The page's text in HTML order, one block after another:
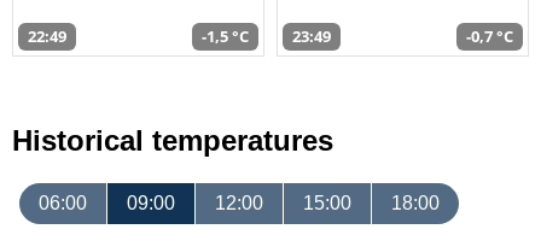
22:49 -1,5 °C 23:49 -0,7 °C
Historical temperatures
06:00 09:00 12:00 15:00 18:00